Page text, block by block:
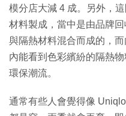
模分店大減 4 成。另外，
材料製成，當中是由品牌
與隔熱材料混合而成的，
內能看到色彩繽紛的隔熱
環保潮流。
通常有些人會覺得像